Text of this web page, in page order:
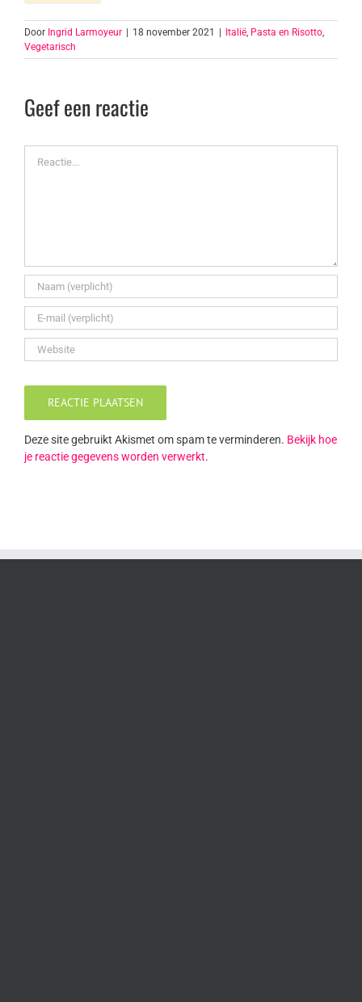
Door Ingrid Larmoyeur | 18 november 2021 | Italië Pasta en Risotto
Vegetarisch
Geef een reactie
Deze site gebruikt Akismet om spam te verminderen. Bekijk hoe
je reactie gegevens worden verwerkt.